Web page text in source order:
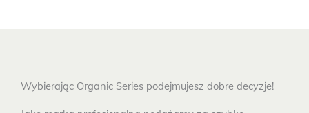
Wybierając Organic Series podejmujesz dobre decyzje!